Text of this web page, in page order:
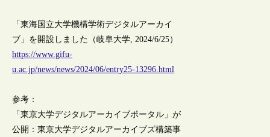
「東海国立大学機構学術デジタルアーカイ
ブ」を開設しました（岐阜大学, 2024/6/25）
https://www.gifu-
u.ac.jp/news/news/2024/06/entry25-13296.html
参考：
「東京大学デジタルアーカイブポータル」が
公開：東京大学デジタルアーカイブズ構築事